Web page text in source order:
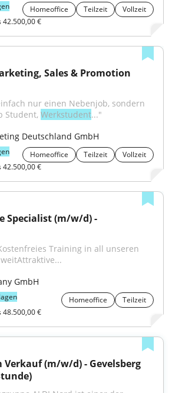
Homeoffice Teilzeit
Vollzeit
42.500,00 €
Sales & Promotion
nur einen Nebenjob, sondern
Student, Werkstudent..."
Deutschland GmbH
Homeoffice Teilzeit
Vollzeit
42.500,00 €
Training in all unseren
GmbH
Homeoffice
Teilzeit
48.500,00 €
Verkauf (m/w/d) - Gevelsberg